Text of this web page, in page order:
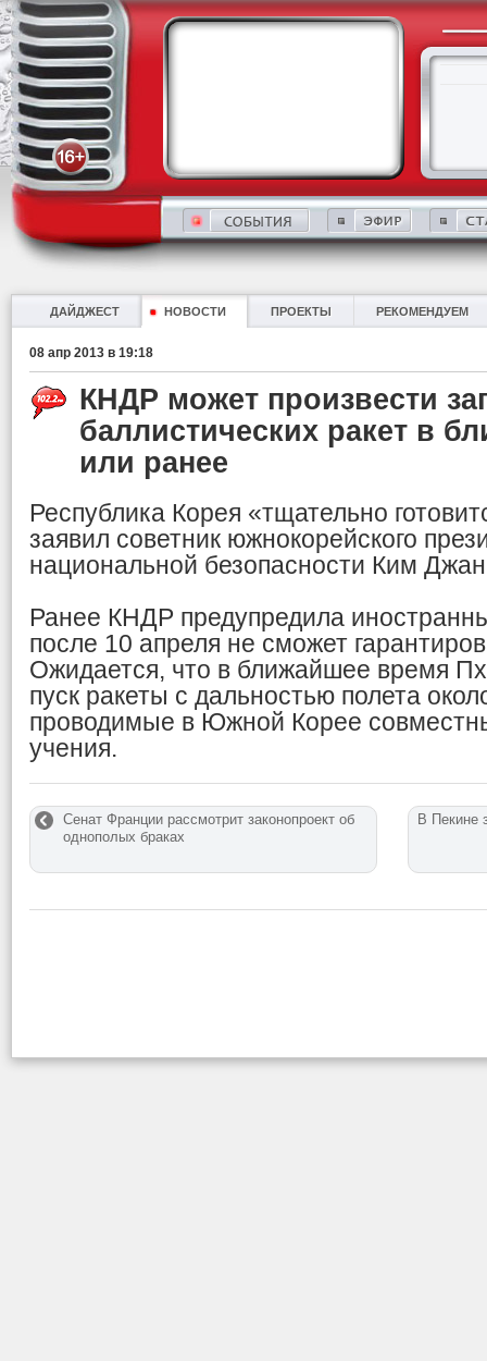
ДАЙДЖЕСТ НОВОСТИ ПРОЕКТЫ РЕКОМЕНДУЕМ
08 апр 2013 в 19:18
КНДР может произвести
баллистических ракет в
или ранее
Республика Корея «тщательно
заявил советник южнокорейского
национальной безопасности Ким
Ранее КНДР предупредила
после 10 апреля не сможет
Ожидается, что в ближайшее время
пуск ракеты с дальностью полета
проводимые в Южной Корее
учения.
Сенат Франции рассмотрит законопроект об
однополых браках
В Пекине